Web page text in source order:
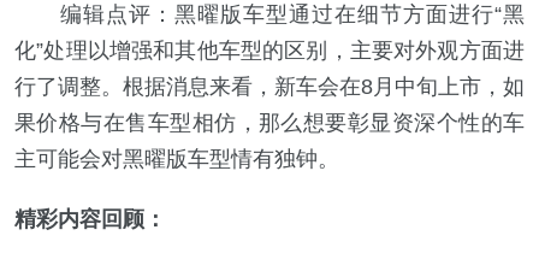
编辑点评：黑曜版车型通过在细节方面进行“黑
化”处理以增强和其他车型的区别，主要对外观方面进
行了调整。根据消息来看，新车会在8月中旬上市，如
果价格与在售车型相仿，那么想要彰显资深个性的车
主可能会对黑曜版车型情有独钟。
精彩内容回顾：